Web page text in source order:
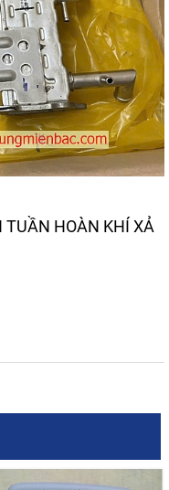
HOÀN KHÍ XẢ